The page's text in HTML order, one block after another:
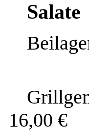
Salate
16,00 €